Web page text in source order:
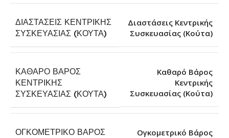
ΔΙΑΣΤΆΣΕΙΣ ΚΕΝΤΡΙΚΉΣ
ΣΥΣΚΕΥΑΣΊΑΣ (ΚΟΎΤΑ)
Διαστάσεις Κεντρικής
Συσκευασίας (Κούτα)
ΚΑΘΑΡΌ ΒΆΡΟΣ
ΚΕΝΤΡΙΚΉΣ
ΣΥΣΚΕΥΑΣΊΑΣ (ΚΟΎΤΑ)
Καθαρό Βάρος
Κεντρικής
Συσκευασίας (Κούτα)
ΟΓΚΟΜΕΤΡΙΚΌ ΒΆΡΟΣ Ογκομετρικό Βάρος